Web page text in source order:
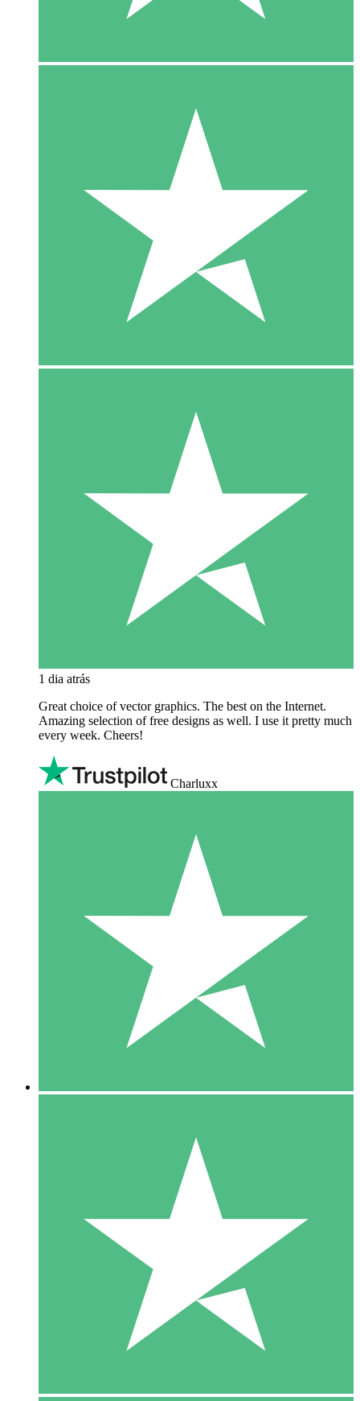
1 dia atrás
Great choice of vector graphics. The best on the Internet.
Amazing selection of free designs as well. I use it pretty much
every week. Cheers!
Charluxx